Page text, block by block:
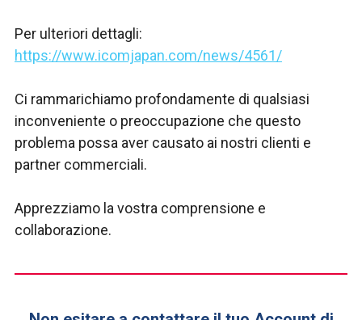
Per ulteriori dettagli:
https://www.icomjapan.com/news/4561/
Ci rammarichiamo profondamente di qualsiasi
inconveniente o preoccupazione che questo
problema possa aver causato ai nostri clienti e
partner commerciali.
Apprezziamo la vostra comprensione e
collaborazione.